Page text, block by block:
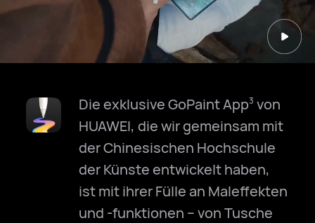
Die exklusive GoPaint App3 von
HUAWEI, die wir gemeinsam mit
der Chinesischen Hochschule
der Künste entwickelt haben,
ist mit ihrer Fülle an Maleffekten
und -funktionen – von Tusche